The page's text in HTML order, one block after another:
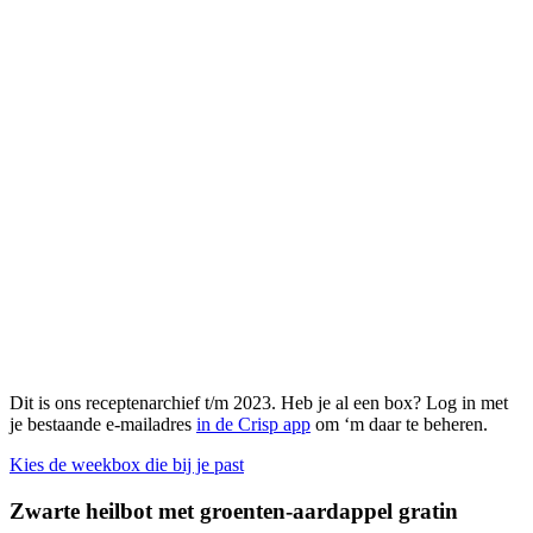
Dit is ons receptenarchief t/m 2023. Heb je al een box? Log in met
je bestaande e-mailadres in de Crisp app om ‘m daar te beheren.
Kies de weekbox die bij je past
Zwarte heilbot met groenten-aardappel gratin